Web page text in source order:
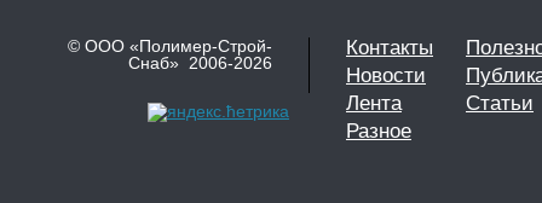
© ООО «Полимер-Строй-
Снаб» 2006-2026
Контакты
Новости
Лента
Статьи
Разное